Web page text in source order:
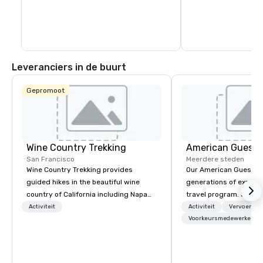
Leveranciers in de buurt
Gepromoot
Wine Country Trekking
San Francisco
Wine Country Trekking provides
guided hikes in the beautiful wine
country of California including Napa
and Sonoma Valleys. These
Activiteit
American Guest
Meerdere steden
Our American Guest
generations of
travel program. Since
mission has been to
imagination of your
Activiteit
Vervoer
Voorkeursmedewerkers